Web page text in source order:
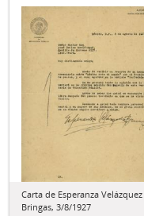
Carta de Esperanza Velázquez
Bringas, 3/8/1927